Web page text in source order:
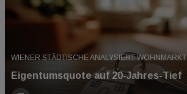
WIENER STÄDTISCHE ANALYSIERT WOHNMARKT
Eigentumsquote auf 20-Jahres-Tief